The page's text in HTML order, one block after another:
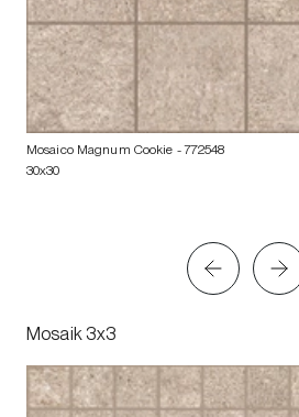
Mosaico Magnum Cookie - 772548
30x30
Mosaik 3x3